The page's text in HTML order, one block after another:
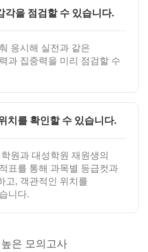
각을 점검할 수 있습니다.
응시해 실전과 같은
과 집중력을 미리 점검할 수
치를 확인할 수 있습니다.
원과 대성학원 재원생의
표를 통해 과목별 등급컷과
고, 객관적인 위치를
니다.
은 모의고사